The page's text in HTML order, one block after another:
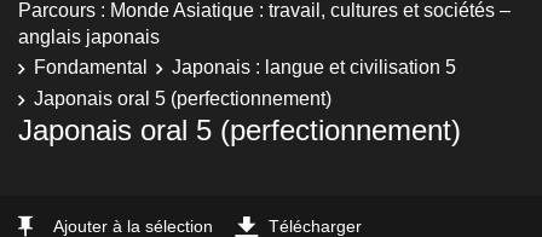
Parcours : Monde Asiatique : travail, cultures et sociétés –
anglais japonais
Fondamental
Japonais : langue et civilisation 5
Japonais oral 5 (perfectionnement)
Japonais oral 5 (perfectionnement)
Ajouter à la sélection Télécharger